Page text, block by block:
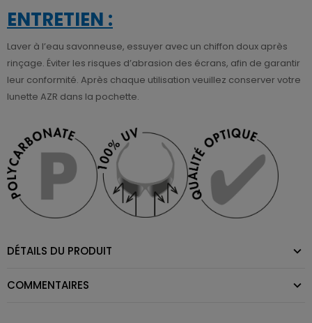
ENTRETIEN :
Laver à l’eau savonneuse, essuyer avec un chiffon doux après
rinçage. Éviter les risques d’abrasion des écrans, afin de garantir
leur conformité. Après chaque utilisation veuillez conserver votre
lunette AZR dans la pochette.
DÉTAILS DU PRODUIT
COMMENTAIRES